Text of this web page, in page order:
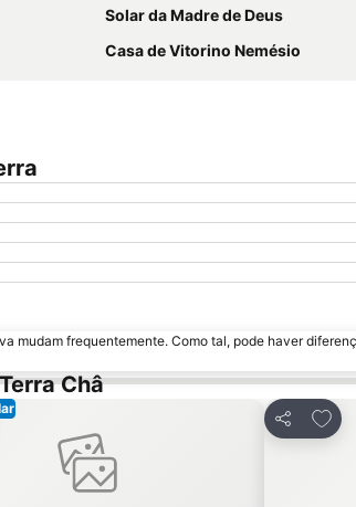
Solar da Madre de Deus
Casa de Vitorino Nemésio
mudam frequentemente. Como tal, pode haver
Châ
aos favoritos
Partilhar